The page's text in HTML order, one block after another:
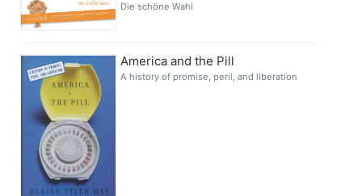
Die schöne Wahl
America and the Pill
A history of promise, peril, and liberation